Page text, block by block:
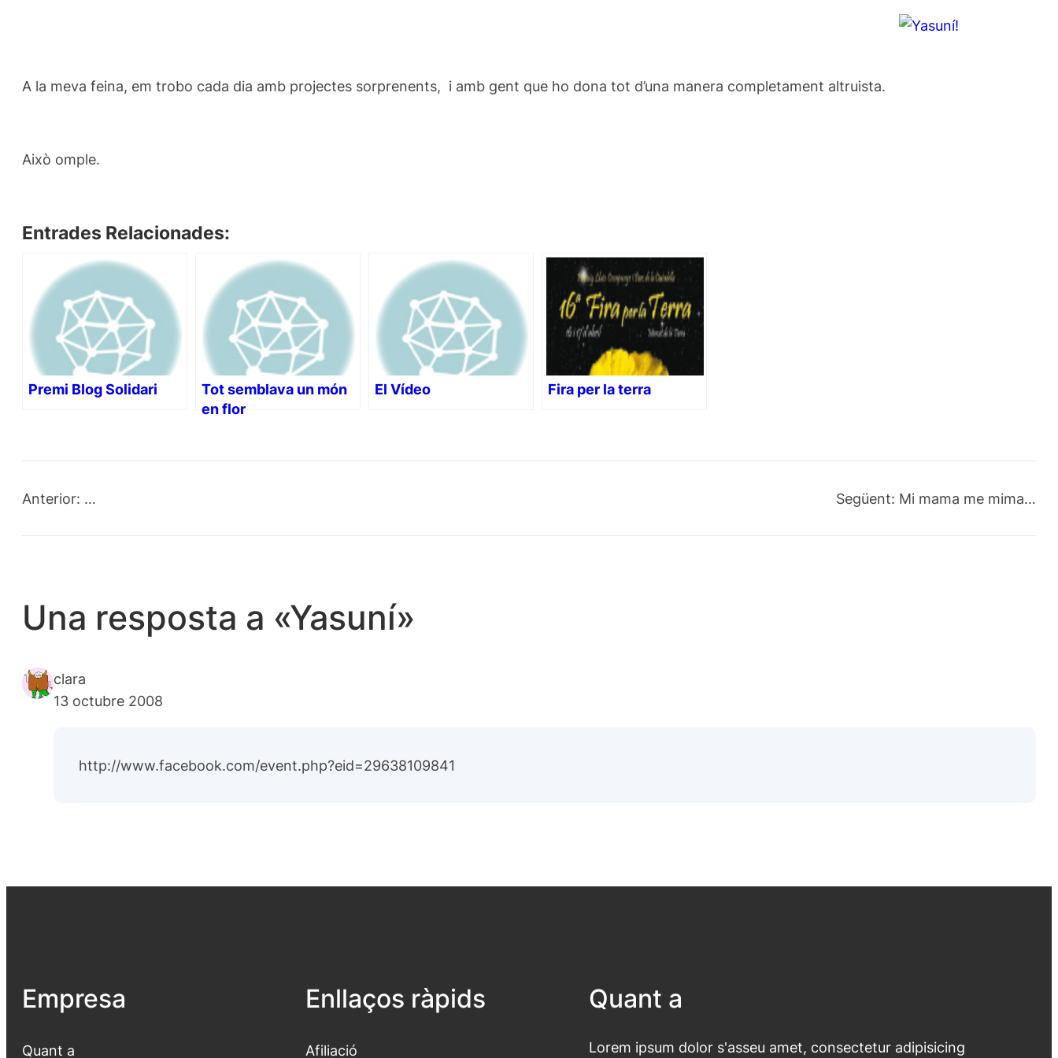
A la meva feina, em trobo cada dia amb projectes sorprenents, i amb gent que ho dona tot d’una manera completament altruista.
Això omple.
Entrades Relacionades:
Premi Blog Solidari
Tot semblava un món
en flor
El Vídeo Fira per la terra
Anterior: … Següent: Mi mama me mima…
Una resposta a «Yasuní»
clara
13 octubre 2008
http://www.facebook.com/event.php?eid=29638109841
Empresa
Quant a
Enllaços ràpids
Afiliació
Quant a
Lorem ipsum dolor s'asseu amet, consectetur adipisicing